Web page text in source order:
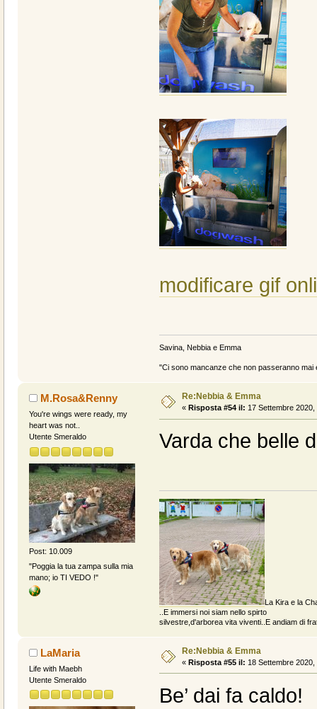
modificare gif
Savina, Nebbia e Emma
"Ci sono mancanze che non passeranno
M.Rosa&Renny
You're wings were ready, my
heart was not..
Utente Smeraldo
Post: 10.009
"Poggia la tua zampa sulla mia
mano; io TI VEDO !"
Re:Nebbia & Emma
« Risposta #54 il: 17 Settembre 2020,
Varda che belle
La Kira e la
..E immersi noi siam nello spirto
silvestre,d'arborea vita viventi..E andiam di
LaMaria
Life with Maebh
Utente Smeraldo
Re:Nebbia & Emma
« Risposta #55 il: 18 Settembre 2020,
Be’ dai fa caldo!